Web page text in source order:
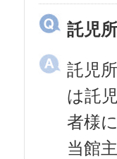
託児
託児
は託
者様
当館